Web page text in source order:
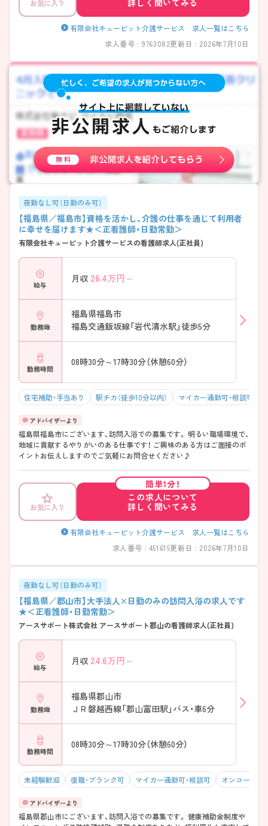
お気に入り 詳しく聞いてみる
有限会社キューピット介護サービス 求人一覧はこちら
求人番号 : 9763082更新日 : 2026年7月10日
夜勤なし可（日勤のみ可）
【福島県／福島市】資格を活かし、介護の仕事を通じて利用者
に幸せを届けます★＜正看護師・日勤常勤＞
有限会社キューピット介護サービスの看護師求人(正社員)
給与
月収 26.4万円～
勤務地
福島県福島市
福島交通飯坂線「岩代清水駅」徒歩5分
勤務時間
08時30分～17時30分（休憩60分）
住宅補助・手当あり 駅チカ（徒歩10分以内） マイカー通勤可・相談可
福島県福島市にございます、訪問入浴での募集です。 明るい職場環境で、
地域に貢献するやりがいのある仕事です！ ご興味のある方はご面接のポ
イントお伝えしますのでご気軽にお問合せください♪
お気に入り
簡単1分！
この求人について
詳しく聞いてみる
有限会社キューピット介護サービス 求人一覧はこちら
求人番号 : 451615更新日 : 2026年7月10日
夜勤なし可（日勤のみ可）
【福島県／郡山市】大手法人×日勤のみの訪問入浴の求人です
★＜正看護師・日勤常勤＞
アースサポート株式会社 アースサポート郡山の看護師求人(正社員)
給与
月収 24.6万円～
勤務地
福島県郡山市
ＪＲ磐越西線「郡山富田駅」バス・車6分
勤務時間
08時30分～17時30分（休憩60分）
未経験歓迎 復職・ブランク可 マイカー通勤可・相談可 オンコールな
福島県郡山市にございます、訪問入浴での募集です。 健康補助金制度や